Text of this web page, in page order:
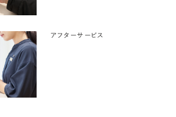
アフターサービス